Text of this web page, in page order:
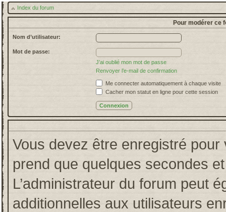
Index du forum
Pour modérer ce
Nom d’utilisateur:
Mot de passe:
J’ai oublié mon mot de passe
Renvoyer l’e-mail de confirmation
Me connecter automatiquement à chaque visite
Cacher mon statut en ligne pour cette session
Vous devez être enregistré pour
prend que quelques secondes
L’administrateur du forum peut
additionnelles aux utilisateurs